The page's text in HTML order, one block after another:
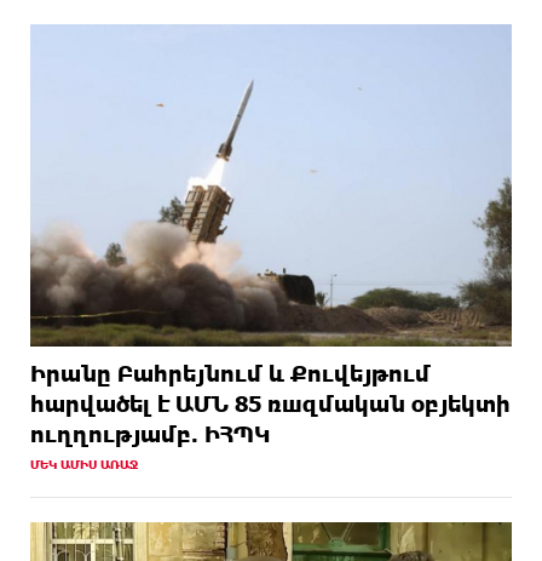
Իրանը Բահրեյնում և Քուվեյթում
hարվածել է ԱՄՆ 85 ռшզմական օբյեկտի
ուղղությամբ. ԻՀՊԿ
ՄԵԿ ԱՄԻՍ ԱՌԱՋ